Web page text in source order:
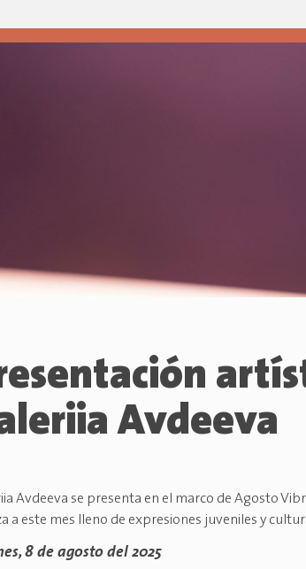
Avdeeva
Avdeeva se presenta en el marco de Agosto
a este mes lleno de expresiones juveniles y
8 de agosto del 2025